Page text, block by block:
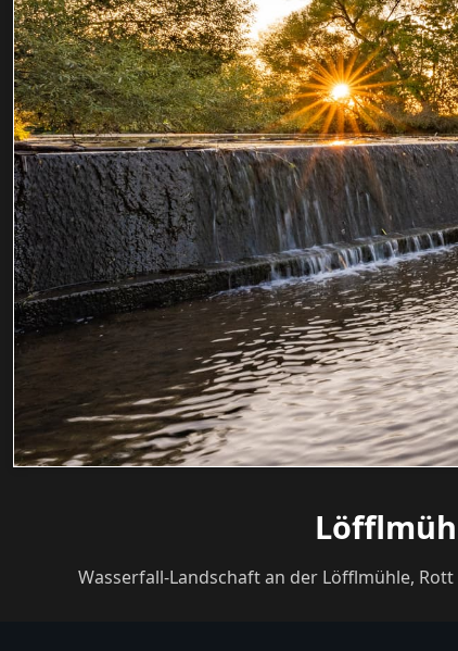
Wasserfall-Landschaft an der Löfflmühle,